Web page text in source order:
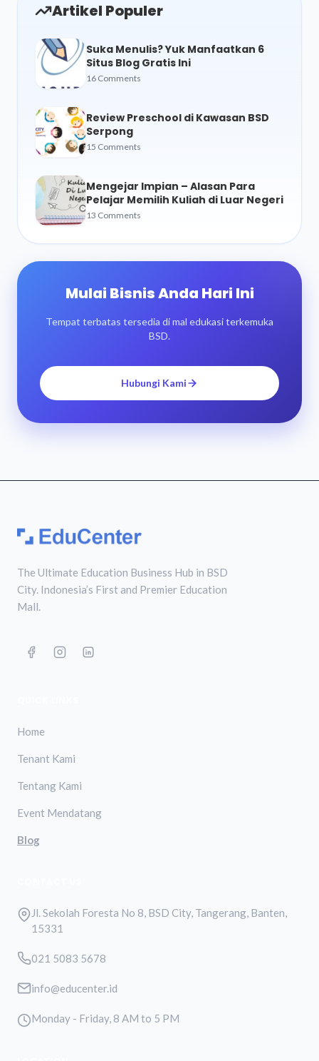
Artikel Populer
Suka Menulis? Yuk Manfaatkan 6
Situs Blog Gratis Ini
16 Comments
Review Preschool di Kawasan BSD
Serpong
15 Comments
Mengejar Impian – Alasan Para
Pelajar Memilih Kuliah di Luar Negeri
13 Comments
Mulai Bisnis Anda Hari Ini
Tempat terbatas tersedia di mal edukasi terkemuka
BSD.
Hubungi Kami
The Ultimate Education Business Hub in BSD
City. Indonesia’s First and Premier Education
Mall.
Home
Tenant Kami
Tentang Kami
Event Mendatang
Blog
Jl. Sekolah Foresta No 8, BSD City, Tangerang, Banten,
15331
021 5083 5678
info@educenter.id
Monday - Friday, 8 AM to 5 PM